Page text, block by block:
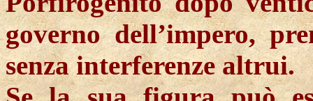
governo dell’impero,
senza interferenze altrui.